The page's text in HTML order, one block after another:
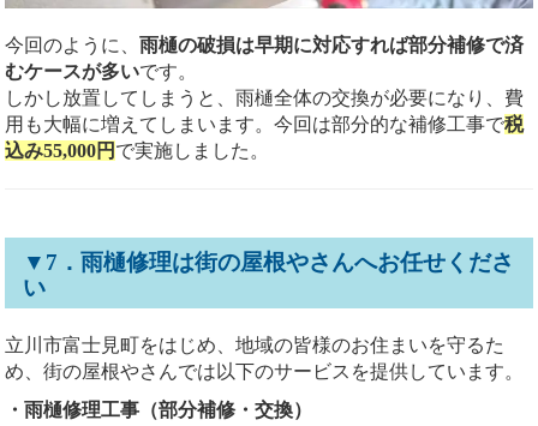
今回のように、雨樋の破損は早期に対応すれば部分補修で済
むケースが多いです。
しかし放置してしまうと、雨樋全体の交換が必要になり、費
用も大幅に増えてしまいます。今回は部分的な補修工事で税
込み55,000円 で実施しました。
▼7．雨樋修理は街の屋根やさんへお任せくださ
い
立川市富士見町をはじめ、地域の皆様のお住まいを守るた
め、街の屋根やさんでは以下のサービスを提供しています。
・雨樋修理工事（部分補修・交換）